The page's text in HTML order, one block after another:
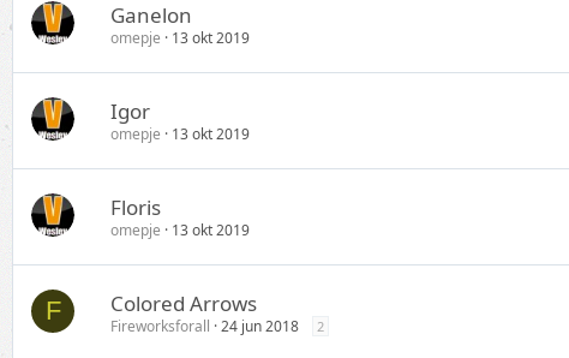
Ganelon
omepje 13 okt 2019
Igor
omepje 13 okt 2019
Floris
omepje 13 okt 2019
F Colored Arrows
Fireworksforall 24 jun 2018 2